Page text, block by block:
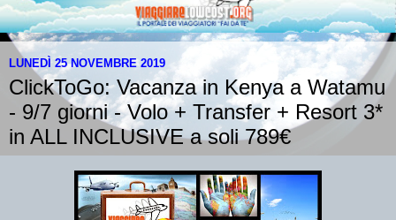
LUNEDÌ 25 NOVEMBRE 2019
ClickToGo: Vacanza in Kenya a Watamu
- 9/7 giorni - Volo + Transfer + Resort 3*
in ALL INCLUSIVE a soli 789€